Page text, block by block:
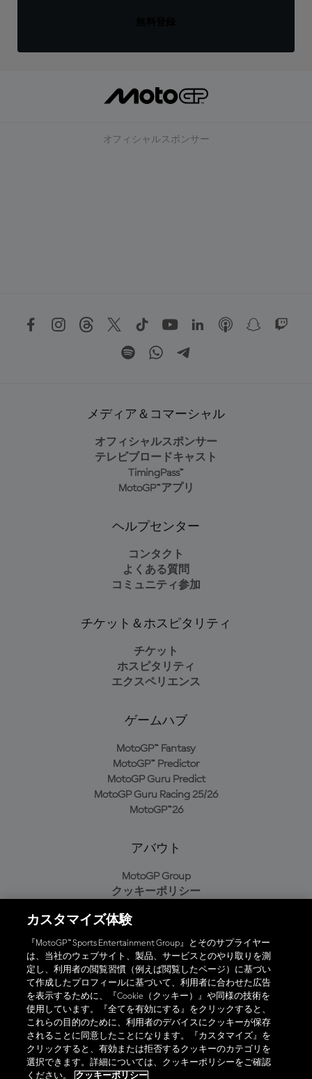
オフィシャルスポンサー
メディア＆コマーシャル
オフィシャルスポンサー
テレビブロードキャスト
TimingPass™
MotoGP™アプリ
ヘルプセンター
コンタクト
よくある質問
コミュニティ参加
チケット＆ホスピタリティ
チケット
ホスピタリティ
エクスペリエンス
ゲームハブ
MotoGP™ Fantasy
MotoGP™ Predictor
MotoGP Guru Predict
MotoGP Guru Racing 25/26
MotoGP™26
アバウト
MotoGP Group
クッキーポリシー
プライバシーポリシー
購入ポリシー
オフィシャルアプリ
© 2026 MotoGP Sports Entertainment Group. 全著作権所有。全ての
カスタマイズ体験
『MotoGP™ Sports Entertainment Group』とそのサプライヤー
は、当社のウェブサイト、製品、サービスとのやり取りを測
定し、利用者の閲覧習慣（例えば閲覧したページ）に基づい
て作成したプロフィールに基づいて、利用者に合わせた広告
を表示するために、『Cookie（クッキー）』や同様の技術を
使用しています。『全てを有効にする』をクリックすると、
これらの目的のために、利用者のデバイスにクッキーが保存
されることに同意したことになります。『カスタマイズ』を
クリックすると、有効または拒否するクッキーのカテゴリを
選択できます。詳細については、クッキーポリシーをご確認
ください。
クッキーポリシー